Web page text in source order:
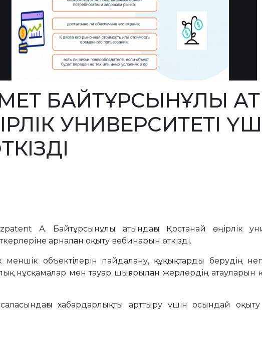
БАЙТҰРСЫНҰЛЫ
УНИВЕРСИТЕТІ
А. Байтұрсынұлы атындағы Қостанай өңірлік
арналған оқыту вебинарын өткізді.
объектілерін пайдалану, құқықтарды берудің
нұсқамалар мен тауар шығарылған жерлердің атауларын
хабардарлықты арттыру үшін осындай оқыту